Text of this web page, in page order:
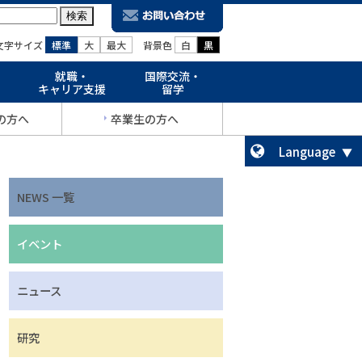
字サイズ 標準 大 最大 背景色 白 黒
就職・
キャリア支援
国際交流・
留学
方へ
卒業生の方へ
Language
NEWS 一覧
イベント
ニュース
研究